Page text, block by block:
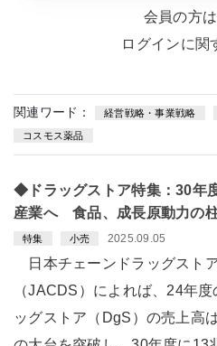
会員の方
ログインに関
関連ワード： 経営戦略・事業戦略
コスモス薬品
◆ドラッグストア特集：30年
産業へ 食品、成長原動力の
特集 小売 2025.09.05
日本チェーンドラッグスト
（JACDS）によれば、24年度
ッグストア（DgS）の売上高